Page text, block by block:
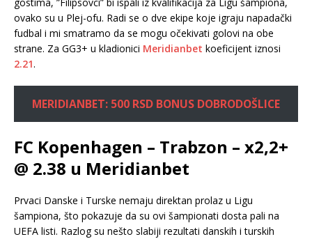
ovako su u Plej-ofu. Radi se o dve ekipe koje igraju napadački
fudbal i mi smatramo da se mogu očekivati golovi na obe
strane. Za GG3+ u kladionici Meridianbet koeficijent iznosi
2.21.
MERIDIANBET: 500 RSD BONUS DOBRODOŠLICE
FC Kopenhagen – Trabzon – x2,2+
@ 2.38 u Meridianbet
Prvaci Danske i Turske nemaju direktan prolaz u Ligu
šampiona, što pokazuje da su ovi šampionati dosta pali na
UEFA listi. Razlog su nešto slabiji rezultati danskih i turskih